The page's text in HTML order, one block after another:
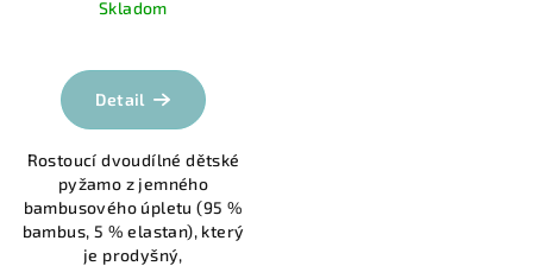
Skladom
Detail
Rostoucí dvoudílné dětské
pyžamo z jemného
bambusového úpletu (95 %
bambus, 5 % elastan), který
je prodyšný,